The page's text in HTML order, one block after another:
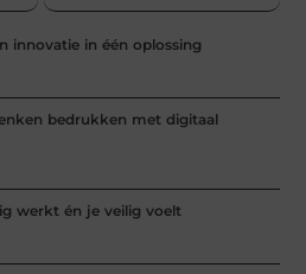
innovatie in één oplossing
bedrukken met digitaal
werkt én je veilig voelt